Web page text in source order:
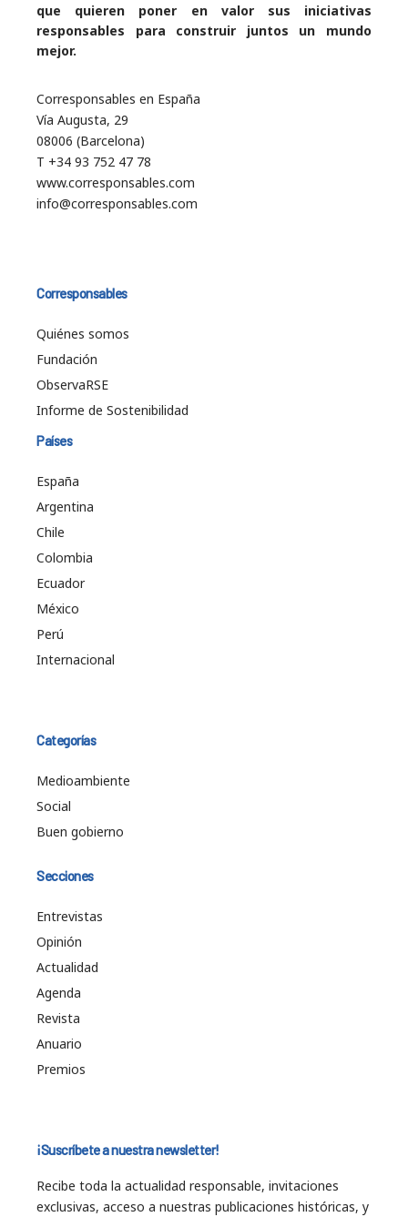
que quieren poner en valor sus iniciativas
responsables para construir juntos un mundo
mejor.
Corresponsables en España
Vía Augusta, 29
08006 (Barcelona)
T +34 93 752 47 78
www.corresponsables.com
info@corresponsables.com
Corresponsables
Quiénes somos
Fundación
ObservaRSE
Informe de Sostenibilidad
Países
España
Argentina
Chile
Colombia
Ecuador
México
Perú
Internacional
Categorías
Medioambiente
Social
Buen gobierno
Secciones
Entrevistas
Opinión
Actualidad
Agenda
Revista
Anuario
Premios
¡Suscríbete a nuestra newsletter!
Recibe toda la actualidad responsable, invitaciones
exclusivas, acceso a nuestras publicaciones históricas, y